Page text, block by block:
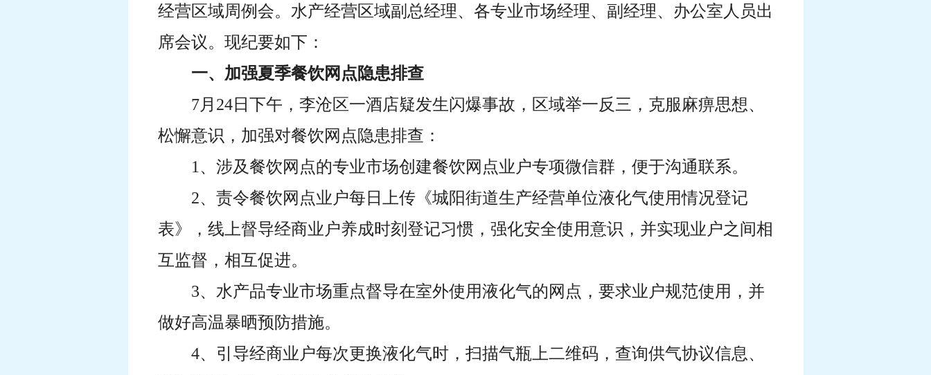
经营区域周例会。水产经营区域副总经理、各专业市场经理、副经理、办公室人员出
席会议。现纪要如下：
一、加强夏季餐饮网点隐患排查
7月24日下午，李沧区一酒店疑发生闪爆事故，区域举一反三，克服麻痹思想、
松懈意识，加强对餐饮网点隐患排查：
1、涉及餐饮网点的专业市场创建餐饮网点业户专项微信群，便于沟通联系。
2、责令餐饮网点业户每日上传《城阳街道生产经营单位液化气使用情况登记
表》，线上督导经商业户养成时刻登记习惯，强化安全使用意识，并实现业户之间相
互监督，相互促进。
3、水产品专业市场重点督导在室外使用液化气的网点，要求业户规范使用，并
做好高温暴晒预防措施。
4、引导经商业户每次更换液化气时，扫描气瓶上二维码，查询供气协议信息、